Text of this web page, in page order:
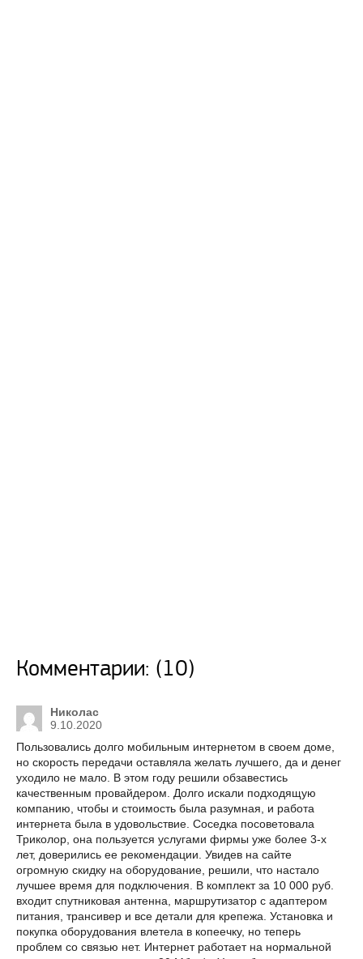
Комментарии: (10)
Николас
9.10.2020
Пользовались долго мобильным интернетом в своем доме,
но скорость передачи оставляла желать лучшего, да и денег
уходило не мало. В этом году решили обзавестись
качественным провайдером. Долго искали подходящую
компанию, чтобы и стоимость была разумная, и работа
интернета была в удовольствие. Соседка посоветовала
Триколор, она пользуется услугами фирмы уже более 3-х
лет, доверились ее рекомендации. Увидев на сайте
огромную скидку на оборудование, решили, что настало
лучшее время для подключения. В комплект за 10 000 руб.
входит спутниковая антенна, маршрутизатор с адаптером
питания, трансивер и все детали для крепежа. Установка и
покупка оборудования влетела в копеечку, но теперь
проблем со связью нет. Интернет работает на нормальной